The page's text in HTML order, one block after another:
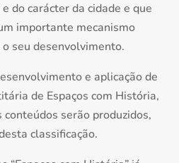
do carácter da cidade e que
importante mecanismo
seu desenvolvimento.
e aplicação de
de Espaços com História,
serão produzidos,
classificação.